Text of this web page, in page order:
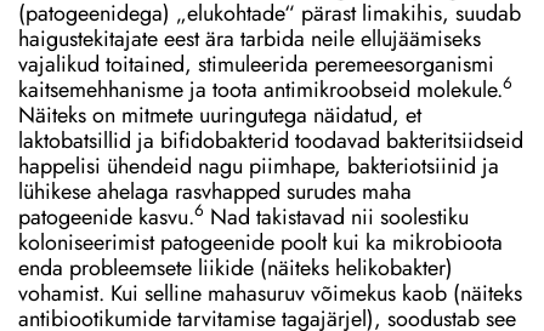
(patogeenidega) „elukohtade“ pärast limakihis, suudab
haigustekitajate eest ära tarbida neile ellujäämiseks
vajalikud toitained, stimuleerida peremeesorganismi
kaitsemehhanisme ja toota antimikroobseid molekule.6
Näiteks on mitmete uuringutega näidatud, et
laktobatsillid ja bifidobakterid toodavad bakteritsiidseid
happelisi ühendeid nagu piimhape, bakteriotsiinid ja
lühikese ahelaga rasvhapped surudes maha
patogeenide kasvu.6 Nad takistavad nii soolestiku
koloniseerimist patogeenide poolt kui ka mikrobioota
enda probleemsete liikide (näiteks helikobakter)
vohamist. Kui selline mahasuruv võimekus kaob (näiteks
antibiootikumide tarvitamise tagajärjel), soodustab see